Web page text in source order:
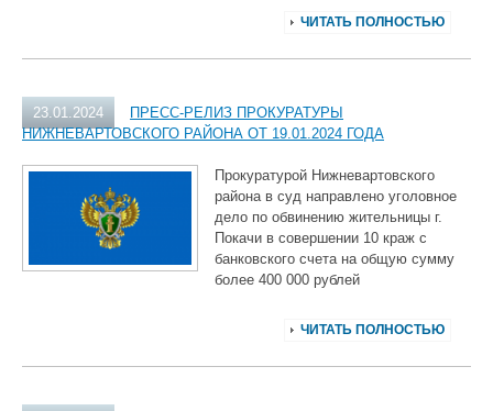
ЧИТАТЬ ПОЛНОСТЬЮ
23.01.2024
ПРЕСС-РЕЛИЗ ПРОКУРАТУРЫ
НИЖНЕВАРТОВСКОГО РАЙОНА ОТ 19.01.2024 ГОДА
Прокуратурой Нижневартовского
района в суд направлено уголовное
дело по обвинению жительницы г.
Покачи в совершении 10 краж с
банковского счета на общую сумму
более 400 000 рублей
ЧИТАТЬ ПОЛНОСТЬЮ